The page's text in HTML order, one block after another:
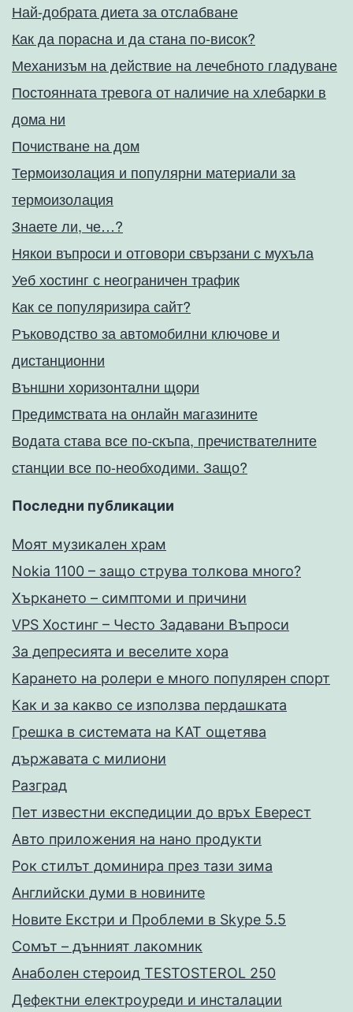
Най-добрата диета за отслабване
Как да порасна и да стана по-висок?
Механизъм на действие на лечебното гладуване
Постоянната тревога от наличие на хлебарки в
дома ни
Почистване на дом
Термоизолация и популярни материали за
термоизолация
Знаете ли, че…?
Някои въпроси и отговори свързани с мухъла
Уеб хостинг с неограничен трафик
Как се популяризира сайт?
Ръководство за автомобилни ключове и
дистанционни
Външни хоризонтални щори
Предимствата на онлайн магазините
Водата става все по-скъпа, пречиствателните
станции все по-необходими. Защо?
Последни публикации
Моят музикален храм
Nokia 1100 – защо струва толкова много?
Хъркането – симптоми и причини
VPS Хостинг – Често Задавани Въпроси
За депресията и веселите хора
Карането на ролери е много популярен спорт
Как и за какво се използва пердашката
Грешка в системата на КАТ ощетява
държавата с милиони
Разград
Пет известни експедиции до връх Еверест
Авто приложения на нано продукти
Рок стилът доминира през тази зима
Английски думи в новините
Новите Екстри и Проблеми в Skype 5.5
Сомът – дънният лакомник
Анаболен стероид TESTOSTEROL 250
Дефектни електроуреди и инсталации